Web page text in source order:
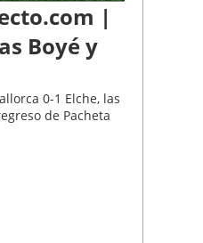
|
Boyé y
0-1 Elche, las
de Pacheta